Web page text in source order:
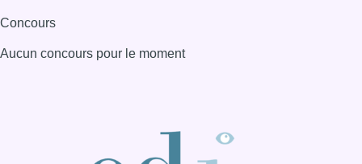
Concours
Aucun concours pour le moment